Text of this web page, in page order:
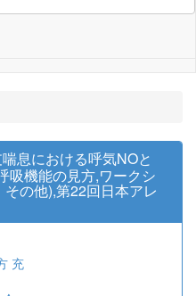
息における呼気NOと
吸機能の見方,ワークシ
の他),第22回日本アレ
充